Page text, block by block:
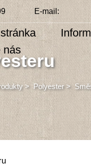
E-mail:
nás
>Polyester>